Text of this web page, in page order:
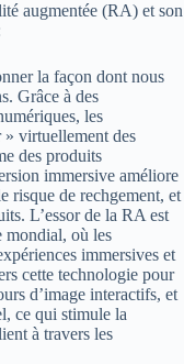
augmentée (RA) et son
la façon dont nous
Grâce à des
les
» virtuellement des
des produits
immersive améliore
risque de rechgement, et
L’essor de la RA est
mondial, où les
immersives et
cette technologie pour
d’image interactifs, et
ce qui stimule la
à travers les